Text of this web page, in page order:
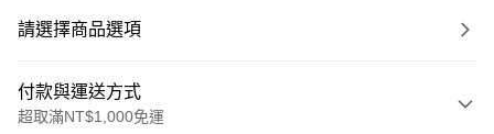
請選擇商品選項
付款與運送方式
超取滿NT$1,000免運